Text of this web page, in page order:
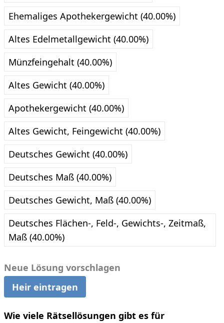
Ehemaliges Apothekergewicht (40.00%)
Altes Edelmetallgewicht (40.00%)
Münzfeingehalt (40.00%)
Altes Gewicht (40.00%)
Apothekergewicht (40.00%)
Altes Gewicht, Feingewicht (40.00%)
Deutsches Gewicht (40.00%)
Deutsches Maß (40.00%)
Deutsches Gewicht, Maß (40.00%)
Deutsches Flächen-, Feld-, Gewichts-, Zeitmaß,
Maß (40.00%)
Neue Lösung vorschlagen
Heir eintragen
Wie viele Rätsellösungen gibt es für